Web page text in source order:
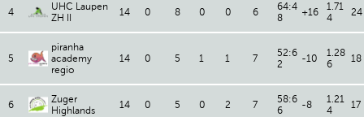
4
UHC Laupen
ZH II
14 0 8 0 0 6
64:4
8
+16
1.71
4
24
5
piranha
academy
regio
14 0 5 1 1 7
52:6
2
-10
1.28
6
18
6
Zuger
Highlands
14 0 5 0 2 7
58:6
6
-8
1.21
4
17